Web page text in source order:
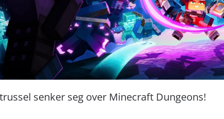
senker seg over Minecraft Dungeons!